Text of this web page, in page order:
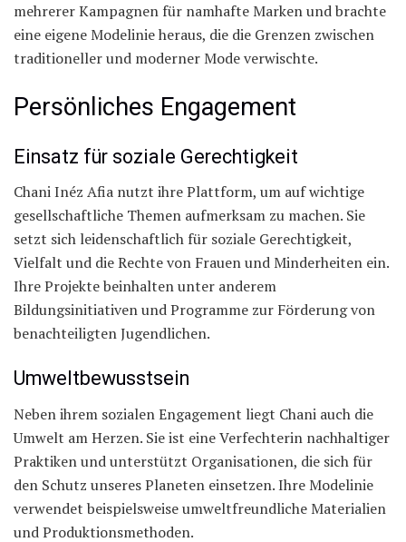
mehrerer Kampagnen für namhafte Marken und brachte
eine eigene Modelinie heraus, die die Grenzen zwischen
traditioneller und moderner Mode verwischte.
Persönliches Engagement
Einsatz für soziale Gerechtigkeit
Chani Inéz Afia nutzt ihre Plattform, um auf wichtige
gesellschaftliche Themen aufmerksam zu machen. Sie
setzt sich leidenschaftlich für soziale Gerechtigkeit,
Vielfalt und die Rechte von Frauen und Minderheiten ein.
Ihre Projekte beinhalten unter anderem
Bildungsinitiativen und Programme zur Förderung von
benachteiligten Jugendlichen.
Umweltbewusstsein
Neben ihrem sozialen Engagement liegt Chani auch die
Umwelt am Herzen. Sie ist eine Verfechterin nachhaltiger
Praktiken und unterstützt Organisationen, die sich für
den Schutz unseres Planeten einsetzen. Ihre Modelinie
verwendet beispielsweise umweltfreundliche Materialien
und Produktionsmethoden.